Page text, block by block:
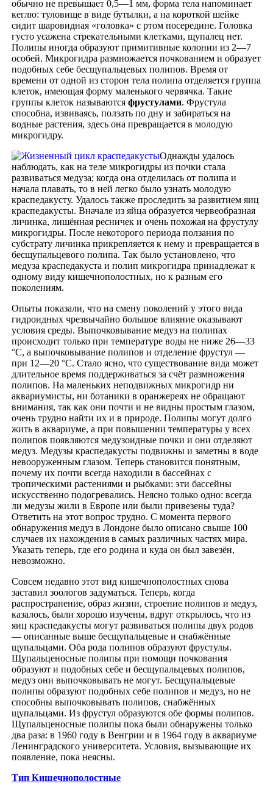
обычно не превышает 0,5—1 мм, форма тела напоминает
кеглю: туловище в виде бутылки, а на короткой шейке
сидит шаровидная «головка» с ртом посередине. Головка
густо усажена стрекательными клетками, щупалец нет.
Полипы иногда образуют примитивные колонии из 2—7
особей. Микрогидра размножается почкованием и образует
подобных себе бесщупальцевых полипов. Время от
времени от одной из сторон тела полипа отделяется группа
клеток, имеющая форму маленького червячка. Такие
группы клеток называются фрустулами. Фрустула
способна, извиваясь, ползать по дну и забираться на
водные растения, здесь она превращается в молодую
микрогидру.
Однажды удалось
наблюдать, как на теле микрогидры из почки стала
развиваться медуза; когда она отделилась от полипа и
начала плавать, то в ней легко было узнать молодую
краспедакусту. Удалось также проследить за развитием яиц
краспедакусты. Вначале из яйца образуется червеобразная
личинка, лишённая ресничек и очень похожая на фрустулу
микрогидры. После некоторого периода ползания по
субстрату личинка прикрепляется к нему и превращается в
бесщупальцевого полипа. Так было установлено, что
медуза краспедакуста и полип микрогидра принадлежат к
одному виду кишечнополостных, но к разным его
поколениям.
Опыты показали, что на смену поколений у этого вида
гидроидных чрезвычайно большое влияние оказывают
условия среды. Выпочковывание медуз на полипах
происходит только при температуре воды не ниже 26—33
°С, а выпочковывание полипов и отделение фрустул —
при 12—20 °С. Стало ясно, что существование вида может
длительное время поддерживаться за счёт размножения
полипов. На маленьких неподвижных микрогидр ни
аквариумисты, ни ботаники в оранжереях не обращают
внимания, так как они почти и не видны простым глазом,
очень трудно найти их и в природе. Полипы могут долго
жить в аквариуме, а при повышении температуры у всех
полипов появляются медузоидные почки и они отделяют
медуз. Медузы краспедакусты подвижны и заметны в воде
невооруженным глазом. Теперь становится понятным,
почему их почти всегда находили в бассейнах с
тропическими растениями и рыбками: эти бассейны
искусственно подогревались. Неясно только одно: всегда
ли медузы жили в Европе или были привезены туда?
Ответить на этот вопрос трудно. С момента первого
обнаружения медуз в Лондоне было описано свыше 100
случаев их нахождения в самых различных частях мира.
Указать теперь, где его родина и куда он был завезён,
невозможно.
Совсем недавно этот вид кишечнополостных снова
заставил зоологов задуматься. Теперь, когда
распространение, образ жизни, строение полипов и медуз,
казалось, были хорошо изучены, вдруг открылось, что из
яиц краспедакусты могут развиваться полипы двух родов
— описанные выше бесщупальцевые и снабжённые
щупальцами. Оба рода полипов образуют фрустулы.
Щупальценосные полипы при помощи почкования
образуют и подобных себе и бесщупальцевых полипов,
медуз они выпочковывать не могут. Бесщупальцевые
полипы образуют подобных себе полипов и медуз, но не
способны выпочковывать полипов, снабжённых
щупальцами. Из фрустул образуются обе формы полипов.
Щупальценосные полипы пока были обнаружены только
два раза: в 1960 году в Венгрии и в 1964 году в аквариуме
Ленинградского университета. Условия, вызывающие их
появление, пока неясны.
Тип Кишечнополостные